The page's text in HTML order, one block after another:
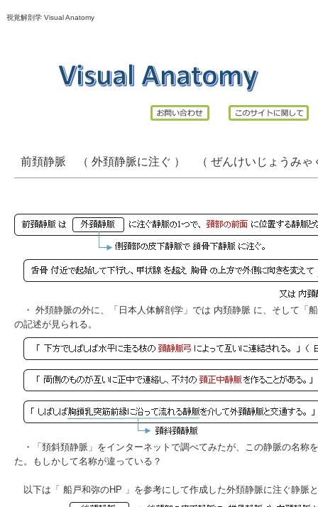
視覚解剖学 Visual Anatomy
前頚静脈 （ 外頚静脈に注ぐ ） （ ぜんけいじょうみゃ
・ 外頚静脈の外に、「日本人体解剖学」では 内頚静脈 に、そして「
の記述が見られる。
・「頚斜頚静脈」をインターネットで調べてみたが、この静脈の名称
た。もしかして名称が違っている？
以下は「 船戸和弥のHP 」を参考にして作成した外頚静脈に注ぐ静脈